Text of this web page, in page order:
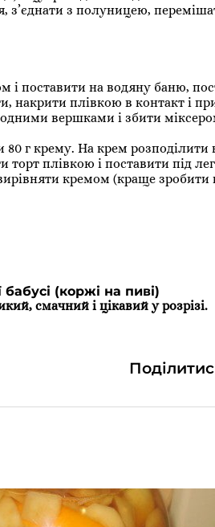
з полуницею,
і поставити на водяну баню,
накрити плівкою в контакт і
вершками і збити
80 г крему. На крем
плівкою і поставити під
кремом (краще зробити
(коржі на пиві)
смачний і цікавий у розрізі.